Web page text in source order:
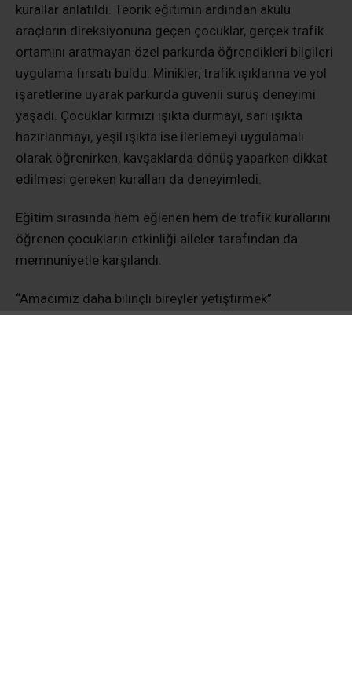
kurallar anlatıldı. Teorik eğitimin ardından akülü
araçların direksiyonuna geçen çocuklar, gerçek trafik
ortamını aratmayan özel parkurda öğrendikleri bilgileri
uygulama fırsatı buldu. Minikler, trafik ışıklarına ve yol
işaretlerine uyarak parkurda güvenli sürüş deneyimi
yaşadı. Çocuklar kırmızı ışıkta durmayı, sarı ışıkta
hazırlanmayı, yeşil ışıkta ise ilerlemeyi uygulamalı
olarak öğrenirken, kavşaklarda dönüş yaparken dikkat
edilmesi gereken kuralları da deneyimledi.
Eğitim sırasında hem eğlenen hem de trafik kurallarını
öğrenen çocukların etkinliği aileler tarafından da
memnuniyetle karşılandı.
“Amacımız daha bilinçli bireyler yetiştirmek”